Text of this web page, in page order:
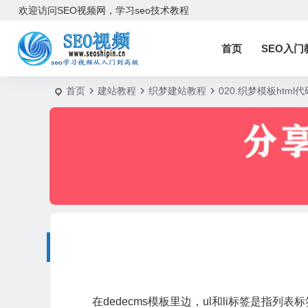
欢迎访问SEO视频网，学习seo技术教程
首页 SEO入门
首页 建站教程 织梦建站教程 020.织梦模板html代
在dedecms模板里边，ul和li标签是指列表